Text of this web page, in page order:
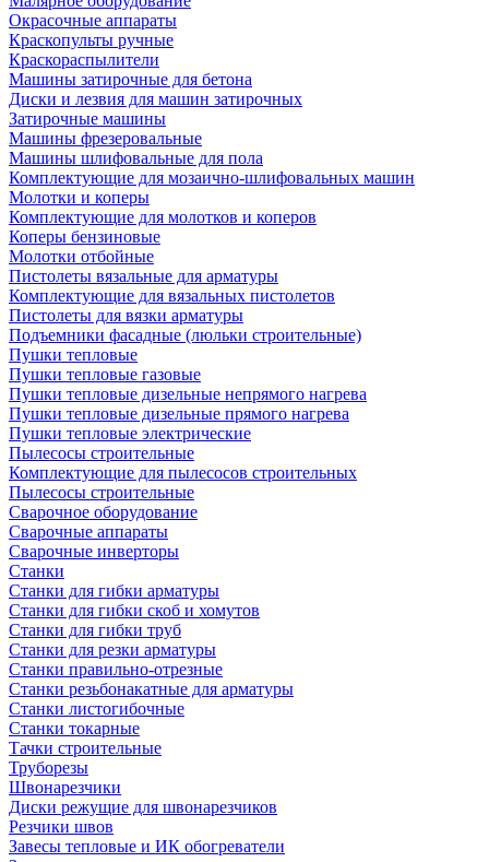
Окрасочные аппараты
Краскопульты ручные
Краскораспылители
Машины затирочные для бетона
Диски и лезвия для машин затирочных
Затирочные машины
Машины фрезеровальные
Машины шлифовальные для пола
Комплектующие для мозаично-шлифовальных машин
Молотки и коперы
Комплектующие для молотков и коперов
Коперы бензиновые
Молотки отбойные
Пистолеты вязальные для арматуры
Комплектующие для вязальных пистолетов
Пистолеты для вязки арматуры
Подъемники фасадные (люльки строительные)
Пушки тепловые
Пушки тепловые газовые
Пушки тепловые дизельные непрямого нагрева
Пушки тепловые дизельные прямого нагрева
Пушки тепловые электрические
Пылесосы строительные
Комплектующие для пылесосов строительных
Пылесосы строительные
Сварочное оборудование
Сварочные аппараты
Сварочные инверторы
Станки
Станки для гибки арматуры
Станки для гибки скоб и хомутов
Станки для гибки труб
Станки для резки арматуры
Станки правильно-отрезные
Станки резьбонакатные для арматуры
Станки листогибочные
Станки токарные
Тачки строительные
Труборезы
Швонарезчики
Диски режущие для швонарезчиков
Резчики швов
Завесы тепловые и ИК обогреватели